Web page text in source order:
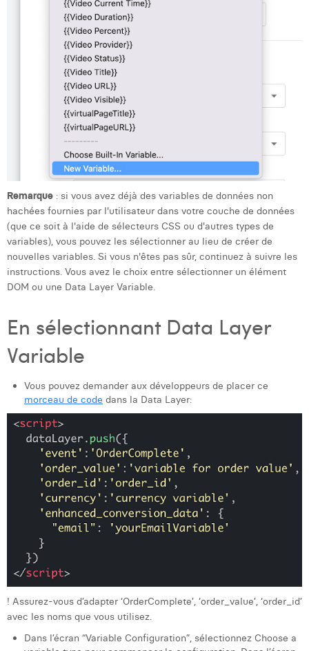
Remarque : si vous avez déjà des variables de données non
hachées fournies par l'utilisateur dans votre couche de données
(que ce soit à l'aide de sélecteurs CSS ou d'autres types de
variables), vous pouvez les sélectionner au lieu de créer de
nouvelles variables. Si vous n'êtes pas sûr, continuez à suivre les
instructions. Vous avez le choix entre sélectionner un élément
DOM ou une Data Layer Variable.
En sélectionnant Data Layer
Variable
Vous pouvez demander aux développeurs de placer ce
morceau de code dans la Data Layer:
! Assurez-vous d’adapter ‘OrderComplete’, ‘order_value’, ‘order_id’
avec les noms que vous utilisez.
Dans l’écran “Variable Configuration”, sélectionnez Choose a